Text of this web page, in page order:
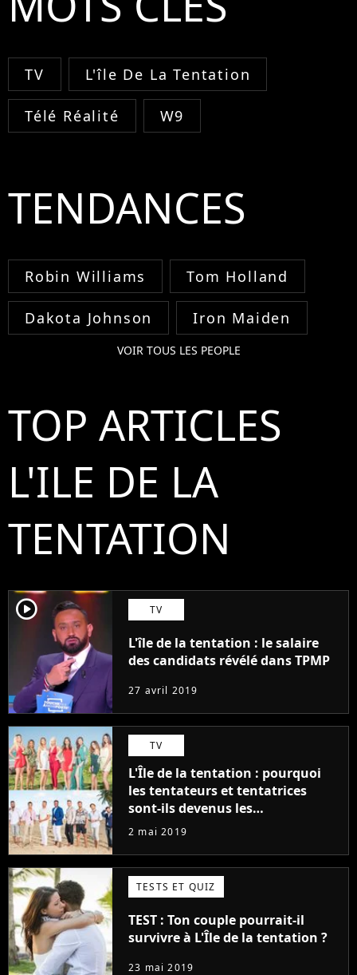
TV L'île De La Tentation
Télé Réalité W9
TENDANCES
Robin Williams Tom Holland
Dakota Johnson Iron Maiden
VOIR TOUS LES PEOPLE
TOP ARTICLES
L'ILE DE LA
TENTATION
player2 TV
L'île de la tentation : le salaire
des candidats révélé dans TPMP
27 avril 2019
TV
L'Île de la tentation : pourquoi
les tentateurs et tentatrices
sont-ils devenus les
"célibataires" ?
2 mai 2019
TESTS ET QUIZ
TEST : Ton couple pourrait-il
survivre à L'Île de la tentation ?
23 mai 2019